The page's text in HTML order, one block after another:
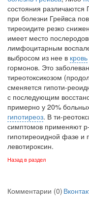
состояния
при болезни Грейвса
тиреоидите резко
имеет место
лимфоцитарным
выбросом из нее в кровь
гормонов. Это
тиреотоксикозом
сменяется гипоти-
с последующим
примерно у 20%
гипотиреоз. В ти-
симптомов применяют р-
гипотиреоидной фазе и
левотироксин.
Назад в раздел
Комментарии (0)